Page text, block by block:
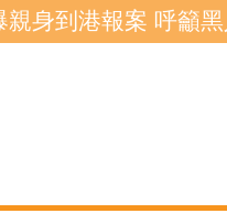
親身到港報案 呼籲